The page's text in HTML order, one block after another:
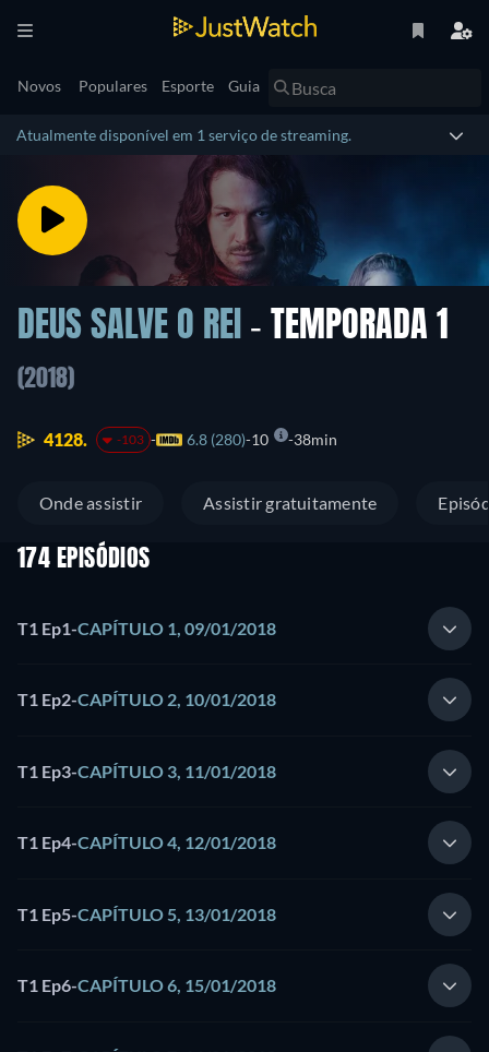
Novos Populares Esporte Guia
Atualmente disponível em 1 serviço de streaming.
DEUS SALVE O REI - TEMPORADA 1
(2018)
4128. -103 6.8 (280) 10 38min
Onde assistir Assistir gratuitamente
174 EPISÓDIOS
T1 Ep1-CAPÍTULO 1, 09/01/2018
T1 Ep2-CAPÍTULO 2, 10/01/2018
T1 Ep3-CAPÍTULO 3, 11/01/2018
T1 Ep4-CAPÍTULO 4, 12/01/2018
T1 Ep5-CAPÍTULO 5, 13/01/2018
T1 Ep6-CAPÍTULO 6, 15/01/2018